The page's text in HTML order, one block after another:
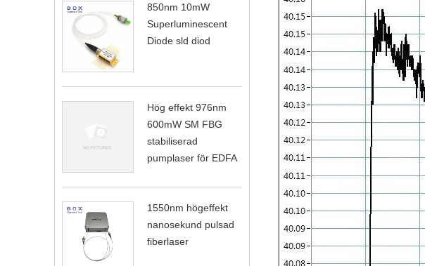
850nm 10mW
Superluminescent
Diode sld diod
Hög effekt 976nm
600mW SM FBG
stabiliserad
pumplaser för EDFA
1550nm högeffekt
nanosekund pulsad
fiberlaser